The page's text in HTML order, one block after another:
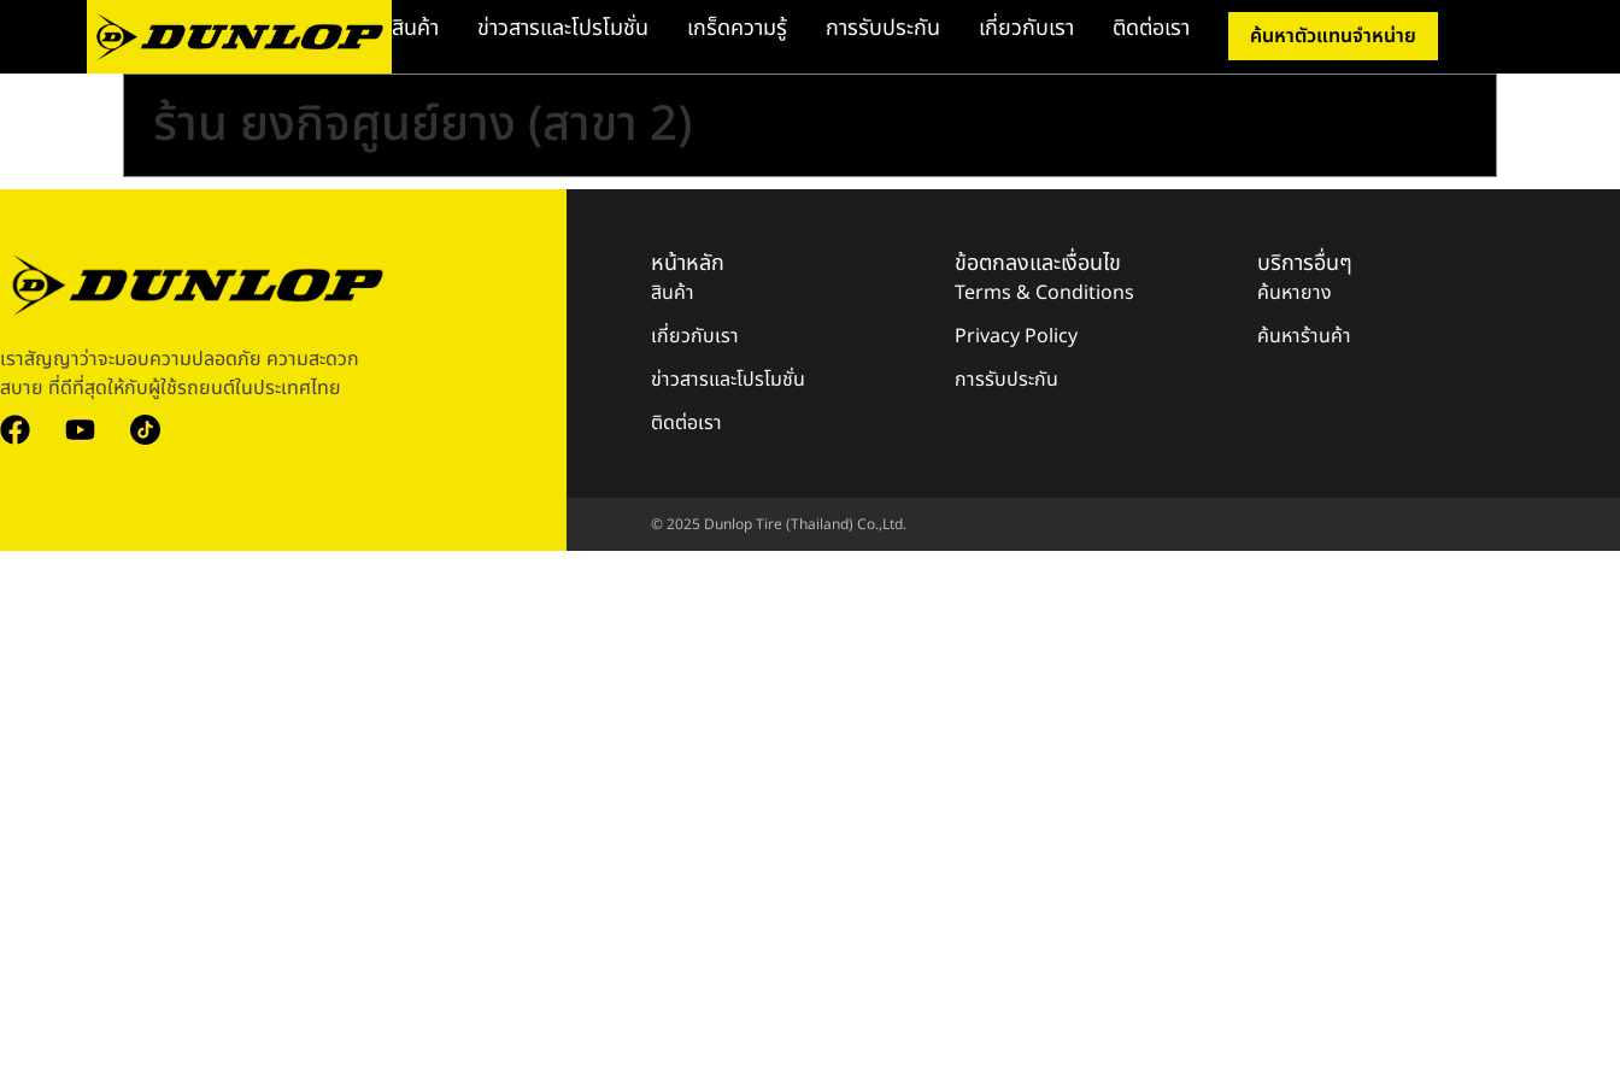
สินค้า ข่าวสารและโปรโมชั่น เกร็ดความรู้ การรับประกัน เกี่ยวกับเรา ติดต่อเรา ค้นหาตัวแทนจำหน่าย
ร้าน ยงกิจศูนย์ยาง (สาขา 2)
เราสัญญาว่าจะมอบความปลอดภัย ความสะดวก
สบาย ที่ดีที่สุดให้กับผู้ใช้รถยนต์ในประเทศไทย
หน้าหลัก
สินค้า
เกี่ยวกับเรา
ข่าวสารและโปรโมชั่น
ติดต่อเรา
ข้อตกลงและเงื่อนไข
Terms & Conditions
Privacy Policy
การรับประกัน
บริการอื่นๆ
ค้นหายาง
ค้นหาร้านค้า
© 2025 Dunlop Tire (Thailand) Co.,Ltd.